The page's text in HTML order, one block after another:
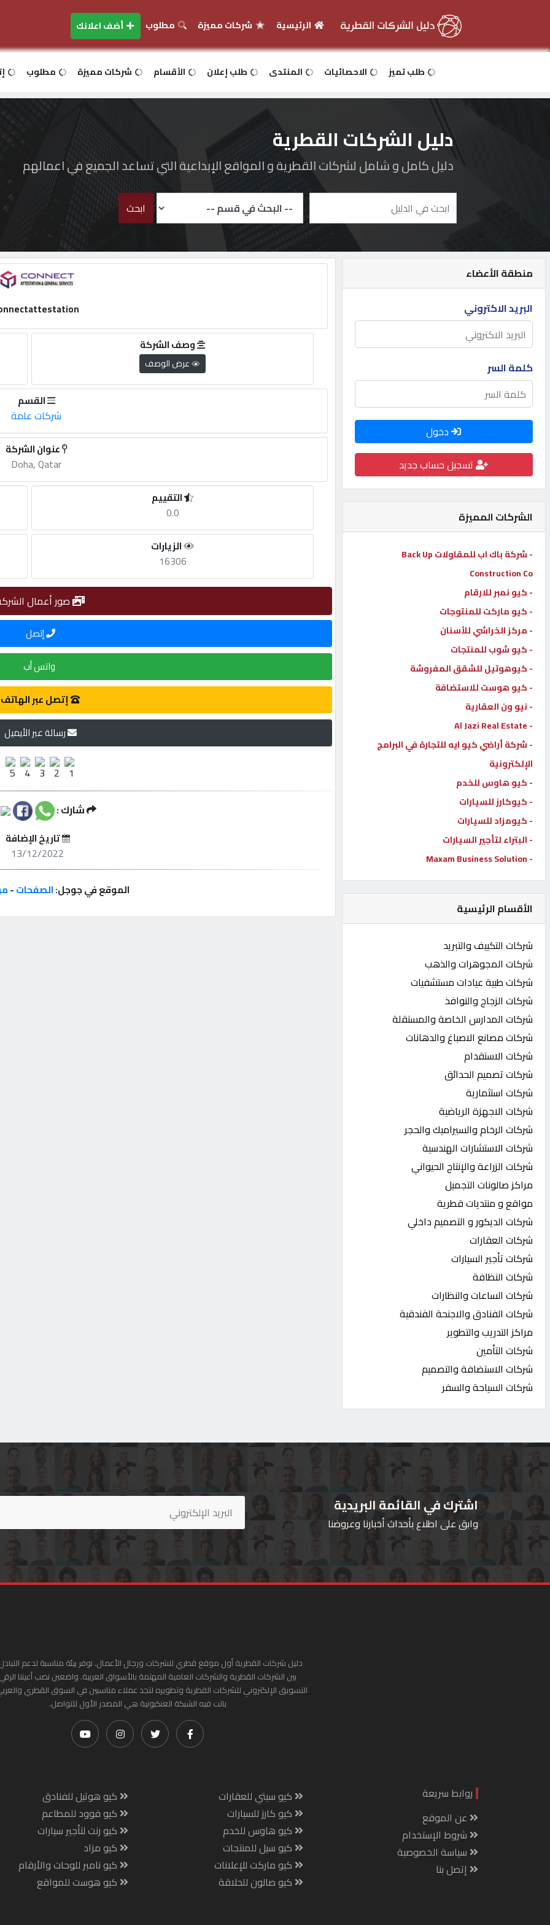
دخول
اعلانك
مطلوب
طلب
الاحصائيات
الأقسام
شركات
مميزة
إبحث
إتصل
بنا
إعلانات
المنتدى
كيو
مزاد
كيو
نمبر
كيو
كارز
كيو
ماركت
الدليل
القطري
POWERED
QHOST
الرئيسية شركات مميزة مطلوب أضف اعلانك
طلب تميز الاحصائيات المنتدى طلب إعلان الأقسام شركات مميزة مطلوب
دليل الشركات القطرية
دليل كامل و شامل لشركات القطرية و المواقع الإبداعية التي تساعد الجميع في اعمالهم
ابحث
منطقة الأعضاء
البريد الاكتروني
كلمة السر
دخول
تسجيل حساب جديد
الشركات المميزة
- شركة باك اب للمقاولات Back Up
Construction Co
- كيو نمبر للارقام
- كيو ماركت للمنتوجات
- مركز الخراشي للأسنان
- كيو شوب للمنتجات
- كيوهوتيل للشقق المفروشة
- كيو هوست للاستضافة
- نيو ون العقارية
- Al Jazi Real Estate
- شركة أراضي كيو ايه للتجارة في البرامج
الإلكترونية
- كيو هاوس للخدم
- كيوكارز للسيارات
- كيومزاد للسيارات
- البتراء لتأجير السيارات
- Maxam Business Solution
الأقسام الرئيسية
شركات التكييف والتبريد
شركات المجوهرات والذهب
شركات طبية عيادات مستشفيات
شركات الزجاج والنوافذ
شركات المدارس الخاصة والمستقلة
شركات مصانع الاصباغ والدهانات
شركات الاستقدام
شركات تصميم الحدائق
شركات استثمارية
شركات الاجهزة الرياضية
شركات الرخام والسيراميك والحجر
شركات الاستشارات الهندسية
شركات الزراعة والإنتاج الحيواني
مراكز صالونات التجميل
مواقع و منتديات قطرية
شركات الديكور و التصميم داخلي
شركات العقارات
شركات تأجير السيارات
شركات النظافة
شركات الساعات والنظارات
شركات الفنادق والاجنحة الفندقية
مراكز التدريب والتطوير
شركات التأمين
شركات الاستضافة والتصميم
شركات السياحة والسفر
وصف الشركة
عرض الوصف
القسم
شركات عامة
عنوان الشركة
Doha, Qatar
التقييم
0.0
الزيارات
16306
صور أعمال
إتصل
واتس أب
إتصل عبر الهاتف
رسالة عبر الأيميل
شارك :
تاريخ الإضافة
13/12/2022
الموقع في جوجل:الصفحات-
اشترك في القائمة البريدية
وابق على اطلاع بأحداث أخبارنا وعروضنا
دليل شركات القطرية أول موقع قطري للشركات ورجال الأعمال. نوفر بيئة مناسبة لدعم
بين الشركات القطرية والشركات العامية المهتمة بالأسواق العربية. واضعين نصب أعيننا
التسويق الإلكتروني للشركات القطرية وتطويره لتجد عملاء مناسبين في السوق القطري
باتت فيه الشبكة العنكبونية هي المصدر الأول للتواصل.
روابط سريعة
عن الموقع
شروط الإستخدام
سياسة الخصوصية
إتصل بنا
كيو سيتي للعقارات
كيو كارز للسيارات
كيو هاوس للخدم
كيو سيل للمنتجات
كيو ماركت للإعلانات
كيو صالون للحلاقة
كيو هوتيل للفنادق
كيو فوود للمطاعم
كيو رنت لتأجير سيارات
كيو مزاد
كيو نامبر للوحات والأرقام
كيو هوست للمواقع